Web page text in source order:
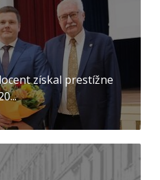
získal prestížne